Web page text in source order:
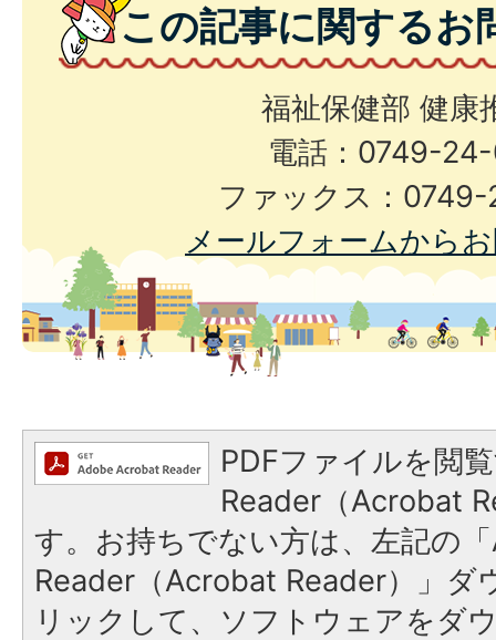
この記事に関するお
福祉保健部 健康
電話：0749-
ファックス：
メールフォームから
PDFファイルを閲
Reader（Acrobat
す。お持ちでない方は、左記の
Reader（Acrobat Reader）」ダ
リックして、ソフトウェアをダ